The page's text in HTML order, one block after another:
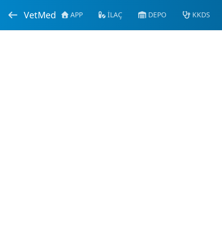
VetMed APP İLAÇ DEPO KKDS